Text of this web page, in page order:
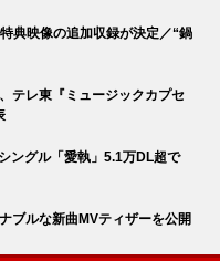
典映像の追加収録が決定／“鍋
テレ東『ミュージックカプセ
ングル「愛執」5.1万DL超で
ブルな新曲MVティザーを公開